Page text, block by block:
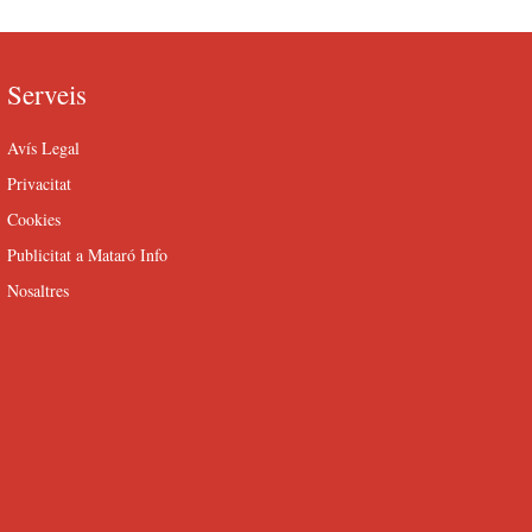
Serveis
Avís Legal
Privacitat
Cookies
Publicitat a Mataró Info
Nosaltres